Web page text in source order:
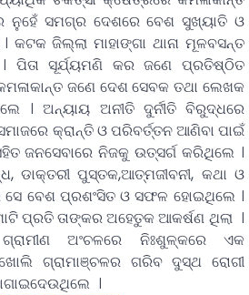
ନୁହେଁ ସମଗ୍ର ଦେଶରେ ବେଶ ସୁଖ୍ୟାତି ଓ
କଟକ ଜିଲ୍ଲା ମାହାଙ୍ଗା ଥାନା ମୂଳବସନ୍ତ
ପିତା ସୂର୍ଯ୍ୟମଣି କର ଜଣେ ପ୍ରତିଷ୍ଠିତ
ଜଣେ ଦେଶ ସେବକ ତଥା ଲେଖକ
। ଅନ୍ୟାୟ ଅନୀତି ଦୁର୍ନୀତି ବିରୁଦ୍ଧରେ
କ୍ରାନ୍ତି ଓ ପରିବର୍ତ୍ତନ ଆଣିବା ପାଇଁ
ଜନସେବାରେ ନିଜକୁ ଉତ୍ସର୍ଗ କରିଥିଲେ ।
ଡାକ୍ତରୀ ପୁସ୍ତକ,ଆତ୍ମଜୀବନୀ, କଥା ଓ
ସେ ବେଶ ପ୍ରଶଂସିତ ଓ ସଫଳ ହୋଇଥିଲେ ।
ପ୍ରତି ତାଙ୍କର ଅହେତୁକ ଆକର୍ଷଣ ଥିଲା ।
ଅଂଚଳରେ ନିଃଶୁଳ୍କରେ ଏକ
ଗ୍ରାମାଞ୍ଚଳର ଗରିବ ଦୁସ୍ଥ ରୋଗୀ
।